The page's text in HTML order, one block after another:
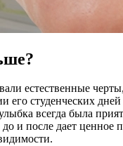
естественные
его студенческих
всегда была
и после дает